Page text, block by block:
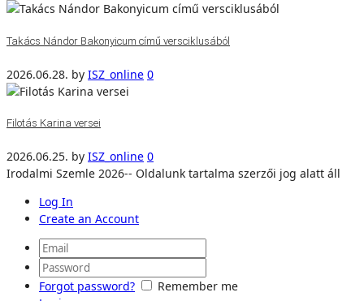
Takács Nándor Bakonyicum című versciklusából
2026.06.28. by ISZ_online 0
Filotás Karina versei
2026.06.25. by ISZ_online 0
Irodalmi Szemle 2026-- Oldalunk tartalma szerzői jog alatt áll
Log In
Create an Account
Forgot password?
Remember me